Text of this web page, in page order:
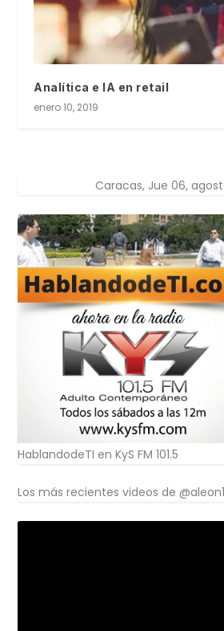
Analítica e IA en retail
enero 10, 2019
Caracas, Jue 06,
HablandodeTI en KyS FM 101.5
Los más recientes videos de